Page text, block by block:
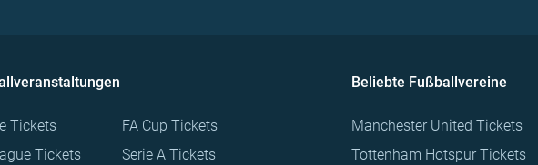
Tickets
Tickets
FA Cup Tickets
Serie A Tickets
Beliebte Fußballvereine
Manchester United Tickets
Tottenham Hotspur Tickets